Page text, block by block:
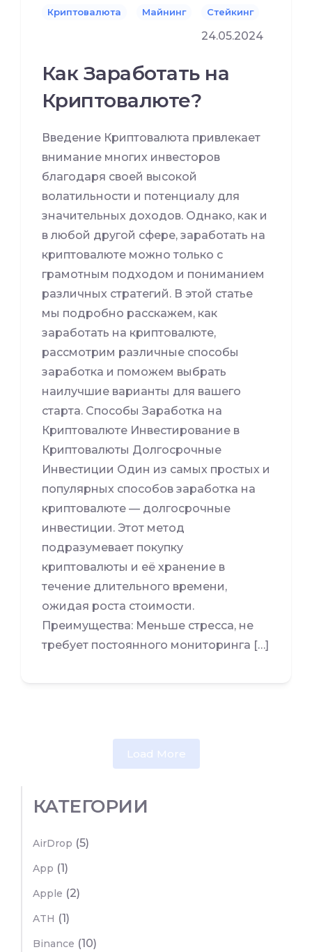
Криптовалюта Майнинг Стейкинг
24.05.2024
Как Заработать на
Криптовалюте?
Введение Криптовалюта привлекает
внимание многих инвесторов
благодаря своей высокой
волатильности и потенциалу для
значительных доходов. Однако, как и
в любой другой сфере, заработать на
криптовалюте можно только с
грамотным подходом и пониманием
различных стратегий. В этой статье
мы подробно расскажем, как
заработать на криптовалюте,
рассмотрим различные способы
заработка и поможем выбрать
наилучшие варианты для вашего
старта. Способы Заработка на
Криптовалюте Инвестирование в
Криптовалюты Долгосрочные
Инвестиции Один из самых простых и
популярных способов заработка на
криптовалюте — долгосрочные
инвестиции. Этот метод
подразумевает покупку
криптовалюты и её хранение в
течение длительного времени,
ожидая роста стоимости.
Преимущества: Меньше стресса, не
требует постоянного мониторинга […]
Load More
КАТЕГОРИИ
AirDrop (5)
App (1)
Apple (2)
ATH (1)
Binance (10)